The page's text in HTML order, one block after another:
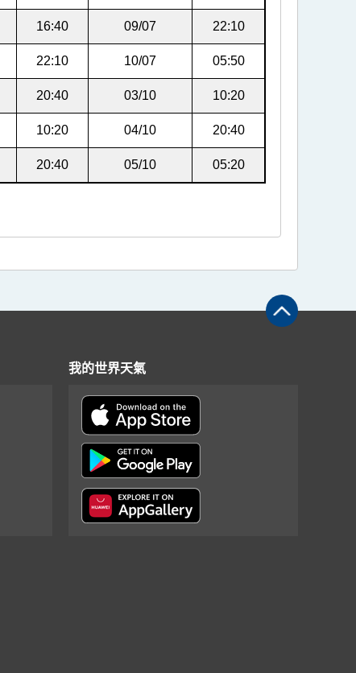
16:40 09/07 22:10
22:10 10/07 05:50
20:40 03/10 10:20
10:20 04/10 20:40
20:40 05/10 05:20
我的世界天氣